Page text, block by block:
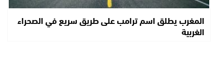
المغرب يطلق اسم ترامب على طريق سريع في الصحراء
الغربية